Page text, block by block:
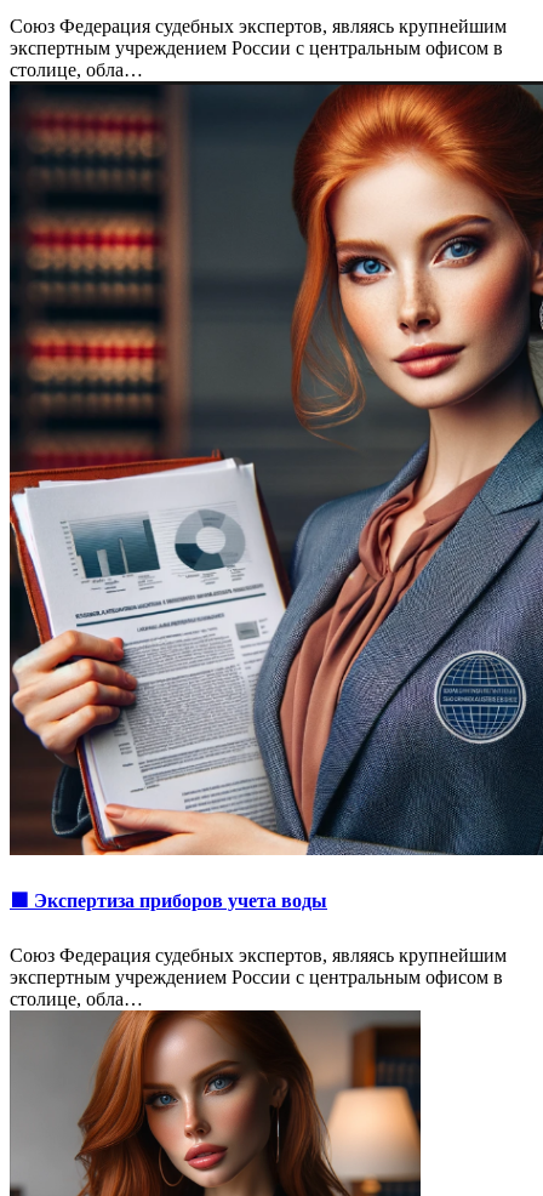
Союз Федерация судебных экспертов, являясь крупнейшим
экспертным учреждением России с центральным офисом в
столице, обла…
🟩 Экспертиза приборов учета воды
Союз Федерация судебных экспертов, являясь крупнейшим
экспертным учреждением России с центральным офисом в
столице, обла…